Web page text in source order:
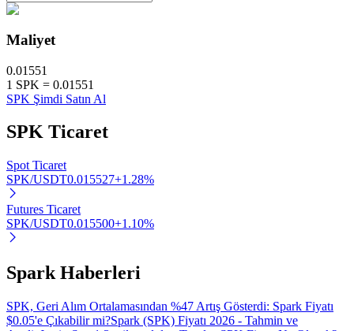
Otomatik Yatırım
Uzun vadeli kâr ve esnek çıkarlar elde edin
Bitrue
AI
Maliyet
0.01551
1 SPK = 0.01551
SPK Şimdi Satın Al
SPK Ticaret
Spot Ticaret
SPK/USDT0.015527+1.28%
Futures Ticaret
SPK/USDT0.015500+1.10%
Spark Haberleri
SPK, Geri Alım Ortalamasından %47 Artış Gösterdi: Spark Fiyatı
$0.05'e Çıkabilir mi?Spark (SPK) Fiyatı 2026 - Tahmin ve